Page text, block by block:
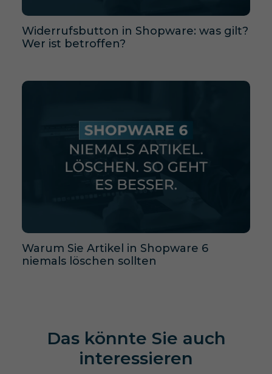
Widerrufsbutton in Shopware: was gilt?
Wer ist betroffen?
Warum Sie Artikel in Shopware 6
niemals löschen sollten
Das könnte Sie auch
interessieren